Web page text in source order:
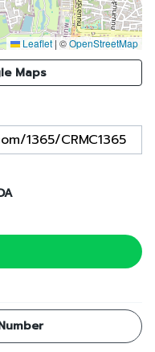
Leaflet | ©OpenStreetMap
Maps